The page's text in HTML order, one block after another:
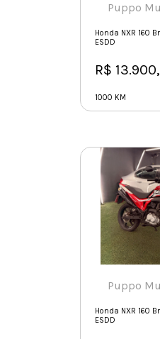
Puppo
Honda NXR 160
ESDD
R$
1000 KM
Puppo
Honda NXR 160
ESDD